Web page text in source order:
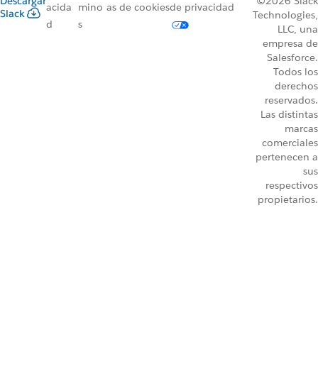
Slack
acida
d
mino
s
as de cookiesde privacidad
Technologies,
LLC, una
empresa de
Salesforce.
Todos los
derechos
reservados.
Las distintas
marcas
comerciales
pertenecen a
sus
respectivos
propietarios.